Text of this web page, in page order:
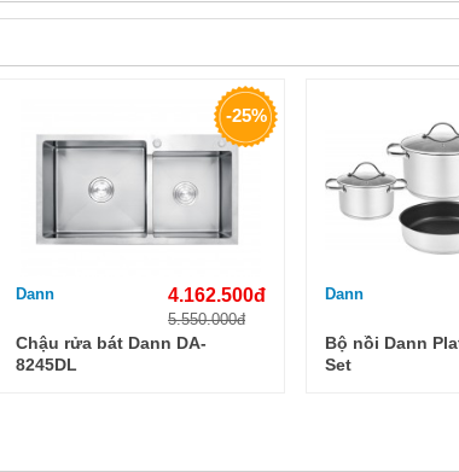
-25%
Dann 4.162.500đ
5.550.000đ
Chậu rửa bát Dann DA-
8245DL
Dann
Bộ nồi Dann
Set